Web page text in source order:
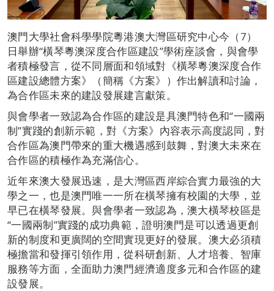
澳門大學社會科學學院粵港澳大灣區研究中心今（7）
日舉辦“橫琴粵澳深度合作區建設”學術座談會，與會學
者積極發言，從不同層面和領域對《橫琴粵澳深度合作
區建設總體方案》（簡稱《方案》）作出解讀和討論，
為合作區未來的建設發展建言獻策。
與會學者一致認為合作區的建設是具澳門特色和“一國兩
制”實踐的創新示範，對《方案》內容表示高度認同，對
合作區為澳門帶來的重大機遇感到鼓舞，對澳大未來在
合作區的積極作為充滿信心。
近年來澳大發展迅速，是大灣區西岸綜合實力最強的大
學之一，也是澳門唯一一所在橫琴擁有校園的大學，並
早已在橫琴發展。與會學者一致認為，澳大橫琴校區是
“一國兩制”實踐的成功典範，證明澳門是可以透過更創
新的制度和更廣闊的空間實現更好的發展。澳大必須積
極擔當和發揮引領作用，從科研創新、人才培養、智庫
服務等方面，全面助力澳門經濟適度多元和合作區的建
設發展。